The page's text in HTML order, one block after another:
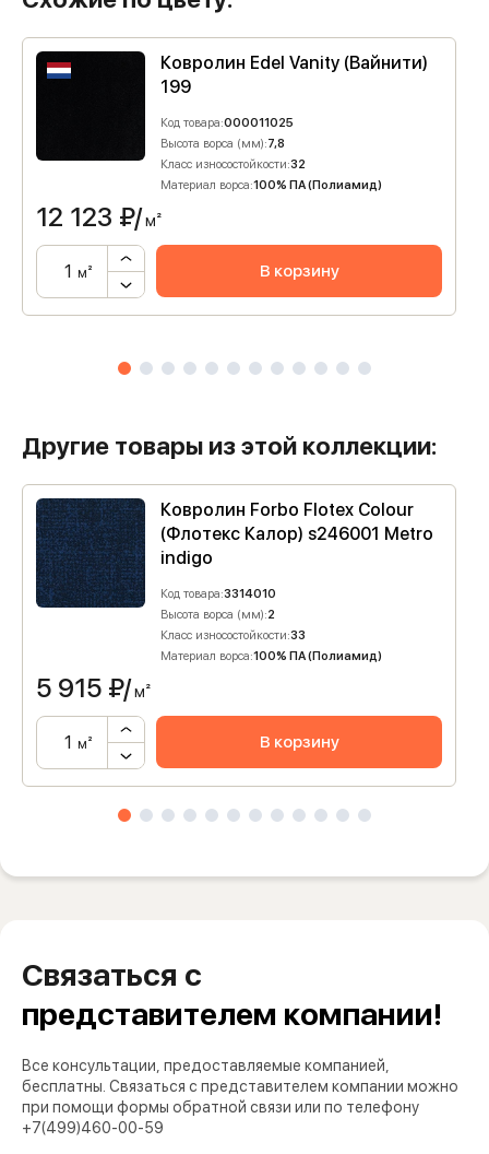
Ковролин Edel Vanity (Вайнити)
199
Код товара:000011025
Высота ворса (мм):7,8
Класс износостойкости:32
Материал ворса:100% ПА (Полиамид)
12 123 ₽/м²
м² В корзину
Другие товары из этой коллекции:
Ковролин Forbo Flotex Colour
(Флотекс Калор) s246001 Metro
indigo
Код товара:3314010
Высота ворса (мм):2
Класс износостойкости:33
Материал ворса:100% ПА (Полиамид)
5 915 ₽/м²
м² В корзину
Связаться с
представителем компании!
Все консультации, предоставляемые компанией,
бесплатны. Связаться с представителем компании можно
при помощи формы обратной связи или по телефону
+7(499)460-00-59